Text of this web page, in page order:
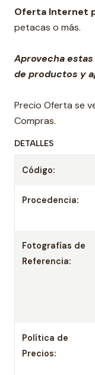
Oferta Internet
petacas o más.
Aprovecha
de productos y
Precio Oferta se
Compras.
DETALLES
Código:
Procedencia:
Fotografías de
Referencia:
Política de
Precios: